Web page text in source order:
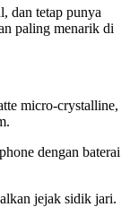
dan tetap punya
paling menarik di
micro-crystalline,
dengan baterai
jejak sidik jari.